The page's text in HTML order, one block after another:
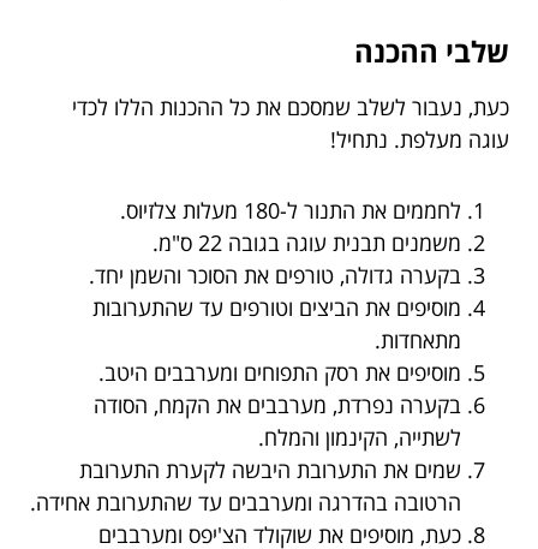
שלבי ההכנה
כעת, נעבור לשלב שמסכם את כל ההכנות הללו לכדי
עוגה מעלפת. נתחיל!
לחממים את התנור ל-180 מעלות צלזיוס.
משמנים תבנית עוגה בגובה 22 ס"מ.
בקערה גדולה, טורפים את הסוכר והשמן יחד.
מוסיפים את הביצים וטורפים עד שהתערובות
מתאחדות.
מוסיפים את רסק התפוחים ומערבבים היטב.
בקערה נפרדת, מערבבים את הקמח, הסודה
לשתייה, הקינמון והמלח.
שמים את התערובת היבשה לקערת התערובת
הרטובה בהדרגה ומערבבים עד שהתערובת אחידה.
כעת, מוסיפים את שוקולד הצ'יפס ומערבבים